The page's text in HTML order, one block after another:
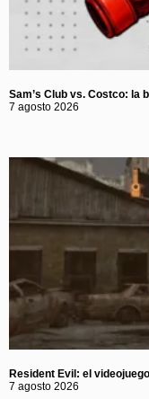
Sam’s Club vs. Costco: la
7 agosto 2026
Resident Evil: el
7 agosto 2026